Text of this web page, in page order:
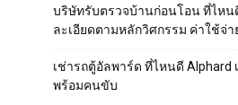
บริษัทรับตรวจบ้านก่อนโอน ที่ไหน
ละเอียดตามหลักวิศกรรม ค่าใช้จ่า
เช่ารถตู้อัลพาร์ด ที่ไหนดี Alphard
พร้อมคนขับ